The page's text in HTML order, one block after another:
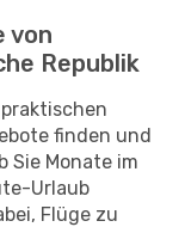
von
Republik
finden und
Sie Monate im
Urlaub
Flüge zu